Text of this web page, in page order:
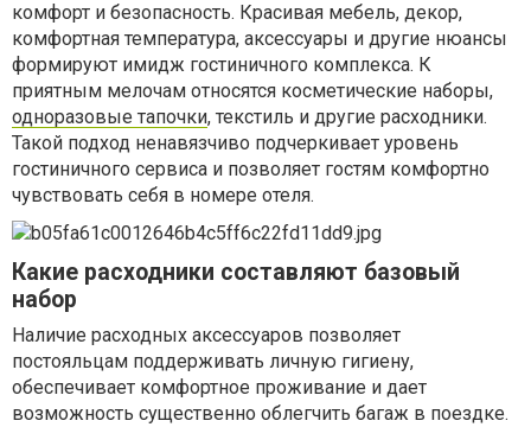
комфорт и безопасность. Красивая мебель, декор,
комфортная температура, аксессуары и другие нюансы
формируют имидж гостиничного комплекса. К
приятным мелочам относятся косметические наборы,
одноразовые тапочки, текстиль и другие расходники.
Такой подход ненавязчиво подчеркивает уровень
гостиничного сервиса и позволяет гостям комфортно
чувствовать себя в номере отеля.
Какие расходники составляют базовый
набор
Наличие расходных аксессуаров позволяет
постояльцам поддерживать личную гигиену,
обеспечивает комфортное проживание и дает
возможность существенно облегчить багаж в поездке.